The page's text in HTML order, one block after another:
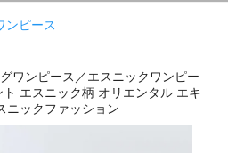
ンピース
ワンピース／エスニックワンピー
エスニック柄 オリエンタル エキ
ニックファッション